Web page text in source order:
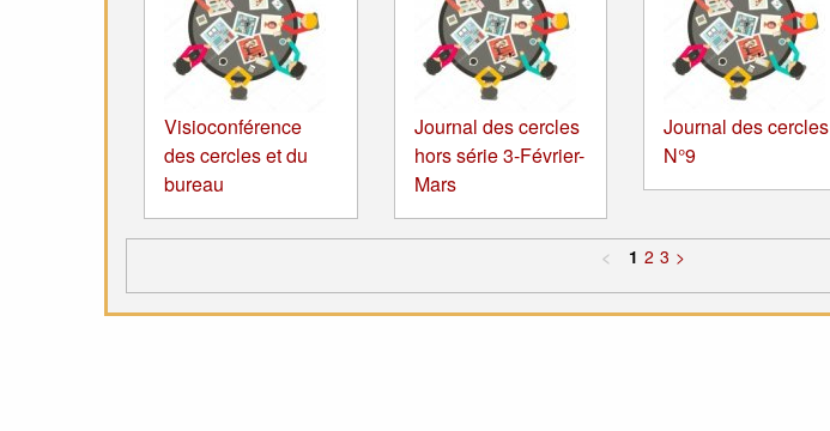
Visioconférence
des cercles et du
bureau
Journal des cercles
hors série 3-Février-
Mars
Journal des cercles
N°9
< 1 2 3 >